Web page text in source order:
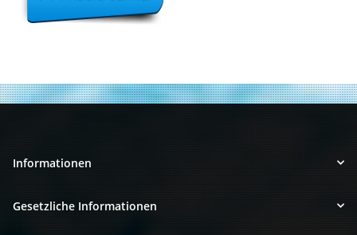
Informationen
Gesetzliche Informationen